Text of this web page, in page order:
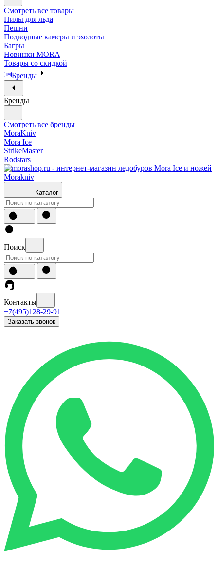
Смотреть все товары
Пилы для льда
Пешни
Подводные камеры и эхолоты
Багры
Новинки MORA
Товары со скидкой
Бренды
Бренды
Смотреть все бренды
MoraKniv
Mora Ice
StrikeMaster
Rodstars
Каталог
Поиск
Контакты
+7(495)128-29-91
Заказать звонок